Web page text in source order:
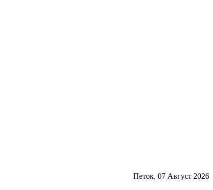
Петок, 07 Август 2026